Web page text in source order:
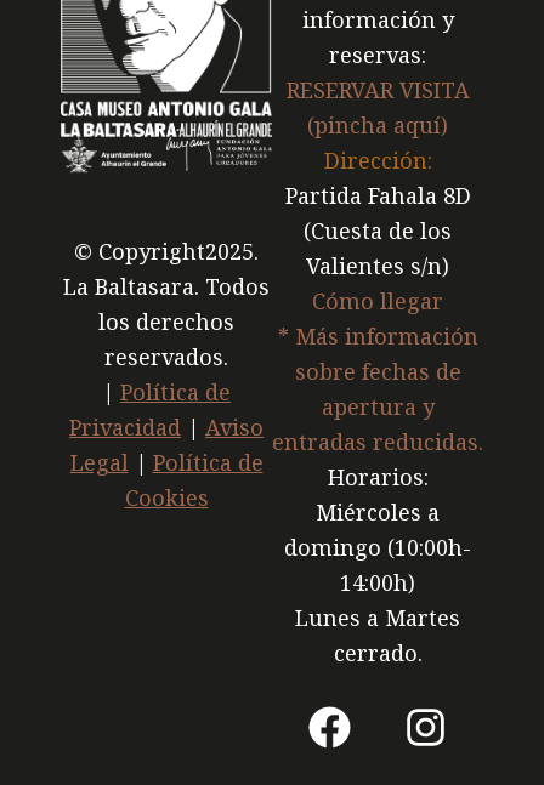
© Copyright2025.
La Baltasara. Todos
los derechos
reservados.
| Política de
Privacidad | Aviso
Legal| Política de
Cookies
información y
reservas:
RESERVAR VISITA
(pincha aquí)
Dirección:
Partida Fahala 8D
(Cuesta de los
Valientes s/n)
Cómo llegar
* Más información
sobre fechas de
apertura y
entradas reducidas.
Horarios:
Miércoles a
domingo (10:00h-
14:00h)
Lunes a Martes
cerrado.
F
a
I
n